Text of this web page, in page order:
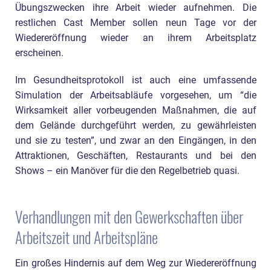
Übungszwecken ihre Arbeit wieder aufnehmen. Die
restlichen Cast Member sollen neun Tage vor der
Wiedereröffnung wieder an ihrem Arbeitsplatz
erscheinen.
Im Gesundheitsprotokoll ist auch eine umfassende
Simulation der Arbeitsabläufe vorgesehen, um “die
Wirksamkeit aller vorbeugenden Maßnahmen, die auf
dem Gelände durchgeführt werden, zu gewährleisten
und sie zu testen”, und zwar an den Eingängen, in den
Attraktionen, Geschäften, Restaurants und bei den
Shows – ein Manöver für die den Regelbetrieb quasi.
Verhandlungen mit den Gewerkschaften über
Arbeitszeit und Arbeitspläne
Ein großes Hindernis auf dem Weg zur Wiedereröffnung